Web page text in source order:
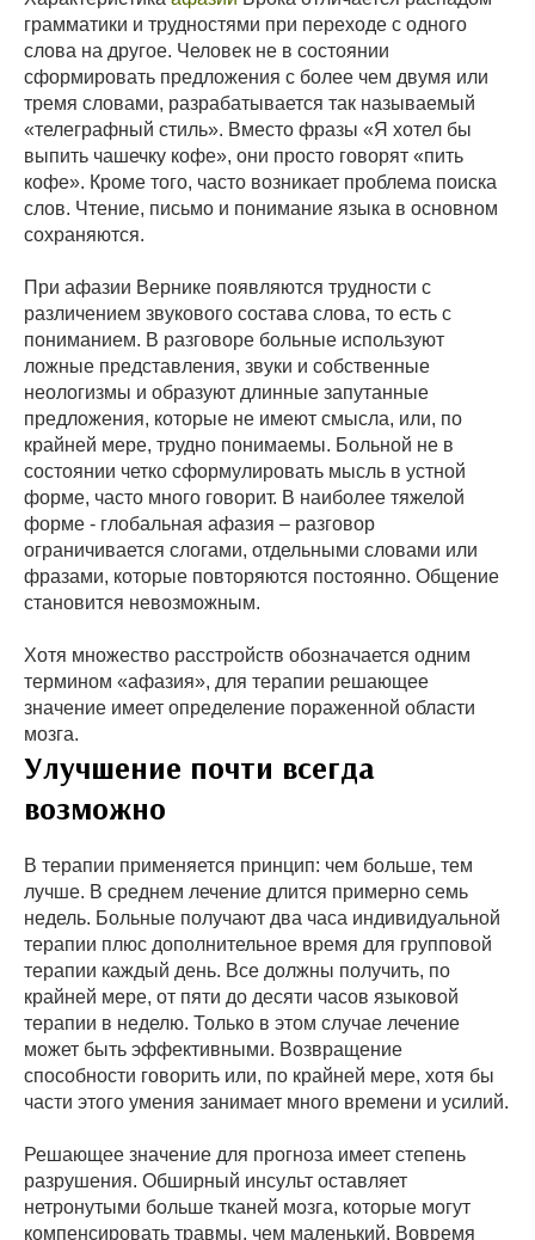
грамматики и трудностями при переходе с одного
слова на другое. Человек не в состоянии
сформировать предложения с более чем двумя или
тремя словами, разрабатывается так называемый
«телеграфный стиль». Вместо фразы «Я хотел бы
выпить чашечку кофе», они просто говорят «пить
кофе». Кроме того, часто возникает проблема поиска
слов. Чтение, письмо и понимание языка в основном
сохраняются.
При афазии Вернике появляются трудности с
различением звукового состава слова, то есть с
пониманием. В разговоре больные используют
ложные представления, звуки и собственные
неологизмы и образуют длинные запутанные
предложения, которые не имеют смысла, или, по
крайней мере, трудно понимаемы. Больной не в
состоянии четко сформулировать мысль в устной
форме, часто много говорит. В наиболее тяжелой
форме - глобальная афазия – разговор
ограничивается слогами, отдельными словами или
фразами, которые повторяются постоянно. Общение
становится невозможным.
Хотя множество расстройств обозначается одним
термином «афазия», для терапии решающее
значение имеет определение пораженной области
мозга.
Улучшение почти всегда
возможно
В терапии применяется принцип: чем больше, тем
лучше. В среднем лечение длится примерно семь
недель. Больные получают два часа индивидуальной
терапии плюс дополнительное время для групповой
терапии каждый день. Все должны получить, по
крайней мере, от пяти до десяти часов языковой
терапии в неделю. Только в этом случае лечение
может быть эффективными. Возвращение
способности говорить или, по крайней мере, хотя бы
части этого умения занимает много времени и усилий.
Решающее значение для прогноза имеет степень
разрушения. Обширный инсульт оставляет
нетронутыми больше тканей мозга, которые могут
компенсировать травмы, чем маленький. Вовремя